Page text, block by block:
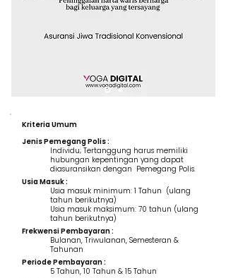
Kriteria Umum
Jenis Pemegang Polis :
Individu; Tertanggung harus memiliki
hubungan kepentingan yang dapat
diasuransikan dengan Pemegang Polis.
Usia Masuk :
Usia masuk minimum: 1 Tahun (ulang
tahun berikutnya)
Usia masuk maksimum: 70 tahun (ulang
tahun berikutnya)
Frekwensi Pembayaran :
Bulanan, Triwulanan, Semesteran &
Tahunan
Periode Pembayaran :
5 Tahun, 10 Tahun & 15 Tahun